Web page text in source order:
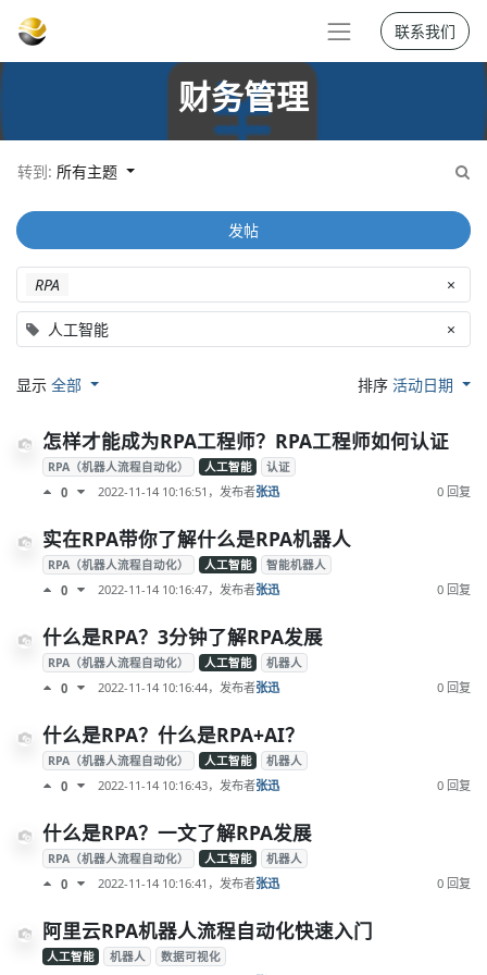
联系我们
财务管理
转到: 所有主题
RPA ×
人工智能 ×
发帖
显示 全部 排序活动日期
怎样才能成为RPA工程师？RPA工程师如何认证
RPA（机器人流程自动化） 人工智能 认证
0 2022-11-14 10:16:51 ，发布者张迅 0 回复
实在RPA带你了解什么是RPA机器人
RPA（机器人流程自动化） 人工智能 智能机器人
0 2022-11-14 10:16:47，发布者张迅 0 回复
什么是RPA？3分钟了解RPA发展
RPA（机器人流程自动化） 人工智能 机器人
0 2022-11-14 10:16:44，发布者张迅 0 回复
什么是RPA？什么是RPA+AI？
RPA（机器人流程自动化） 人工智能 机器人
0 2022-11-14 10:16:43，发布者张迅 0 回复
什么是RPA？一文了解RPA发展
RPA（机器人流程自动化） 人工智能 机器人
0 2022-11-14 10:16:41 ，发布者张迅 0 回复
阿里云RPA机器人流程自动化快速入门
人工智能 机器人 数据可视化